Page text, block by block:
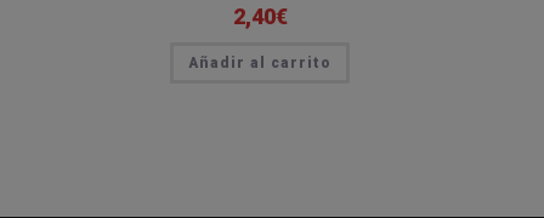
2,40€
Añadir al carrito